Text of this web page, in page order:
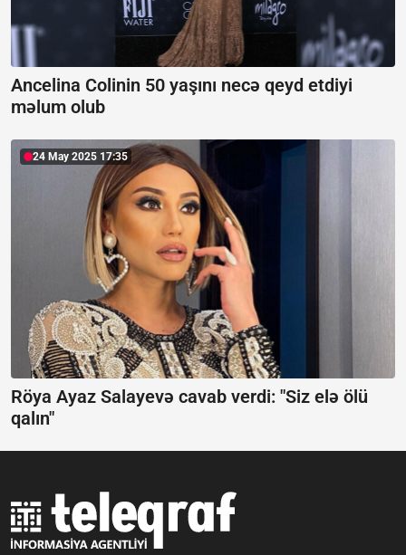
Ancelina Colinin 50 yaşını necə qeyd etdiyi
məlum olub
24 May 2025 17:35
Röya Ayaz Salayevə cavab verdi: "Siz elə ölü
qalın"